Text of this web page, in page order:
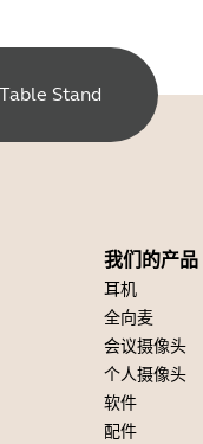
Stand
我们的产品
耳机
全向麦
会议摄像头
个人摄像头
软件
配件